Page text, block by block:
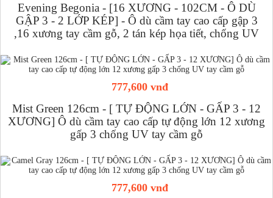
Evening Begonia - [16 XƯƠNG - 102CM - Ô DÙ
GẬP 3 - 2 LỚP KÉP] - Ô dù cầm tay cao cấp gập 3
,16 xương tay cầm gỗ, 2 tán kép họa tiết, chống UV
777,600 vnđ
Mist Green 126cm - [ TỰ ĐỘNG LỚN - GẤP 3 - 12
XƯƠNG] Ô dù cầm tay cao cấp tự động lớn 12 xương
gấp 3 chống UV tay cầm gỗ
777,600 vnđ